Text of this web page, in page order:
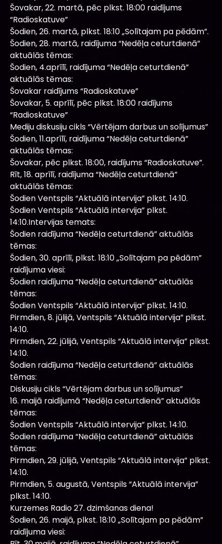
Šovakar, 22. martā, pēc plkst. 18:00 raidījums
“Radioskatuve”
Šodien, 26. martā, plkst. 18:10 „Solītajam pa pēdām”.
Šodien, 28. martā, raidījuma “Nedēļa ceturtdienā”
aktuālās tēmas:
Šodien, 4.aprīlī, raidījuma “Nedēļa ceturtdienā”
aktuālās tēmas:
Šovakar raidījums “Radioskatuve”
Šovakar, 5. aprīlī, pēc plkst. 18:00 raidījums
“Radioskatuve”
Mediju diskusiju cikls “Vērtējam darbus un solījumus”
Šodien, 11.aprīlī, raidījuma “Nedēļa ceturtdienā”
aktuālās tēmas:
Šovakar, pēc plkst. 18:00, raidījums “Radioskatuve”.
Rīt, 18. aprīlī, raidījuma “Nedēļa ceturtdienā”
aktuālās tēmas:
Šodien Ventspils “Aktuālā intervija” plkst. 14:10.
Šodien Ventspils “Aktuālā intervija” plkst.
14:10.Intervijas temats:
Šodien raidījuma “Nedēļa ceturtdienā” aktuālās
tēmas:
Šodien, 30. aprīlī, plkst. 18:10 „Solītajam pa pēdām”
raidījuma viesi:
Šodien raidījuma “Nedēļa ceturtdienā” aktuālās
tēmas:
Šodien Ventspils “Aktuālā intervija” plkst. 14:10.
Pirmdien, 8. jūlijā, Ventspils “Aktuālā intervija” plkst.
14:10.
Pirmdien, 22. jūlijā, Ventspils “Aktuālā intervija” plkst.
14:10.
Šodien raidījuma “Nedēļa ceturtdienā” aktuālās
tēmas:
Diskusiju cikls “Vērtējam darbus un solījumus”
16. maijā raidījumā “Nedēļa ceturtdienā” aktuālās
tēmas:
Šodien Ventspils “Aktuālā intervija” plkst. 14:10.
Šodien raidījuma “Nedēļa ceturtdienā” aktuālās
tēmas:
Pirmdien, 29. jūlijā, Ventspils “Aktuālā intervija” plkst.
14:10.
Pirmdien, 5. augustā, Ventspils “Aktuālā intervija”
plkst. 14:10.
Kurzemes Radio 27. dzimšanas diena!
Šodien, 26. maijā, plkst. 18:10 „Solītajam pa pēdām”
raidījuma viesi: